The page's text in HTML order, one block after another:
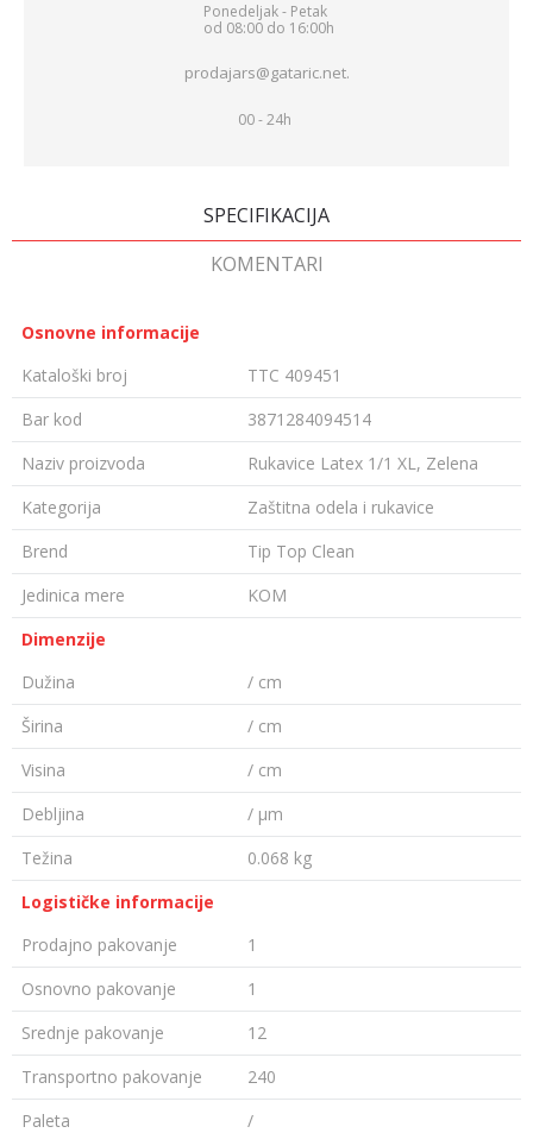
Ponedeljak - Petak
od 08:00 do 16:00h
prodajars@gataric.net.
00 - 24h
SPECIFIKACIJA
KOMENTARI
Osnovne informacije
Kataloški broj
TTC 409451
Bar kod
3871284094514
Naziv proizvoda
Rukavice Latex 1/1 XL, Zelena
Kategorija
Zaštitna odela i rukavice
Brend
Tip Top Clean
Jedinica mere
KOM
Dimenzije
Dužina
/ cm
Širina
/ cm
Visina
/ cm
Debljina
/ µm
Težina
0.068 kg
Logističke informacije
Prodajno pakovanje
1
Osnovno pakovanje
1
Srednje pakovanje
12
Transportno pakovanje
240
Paleta
/